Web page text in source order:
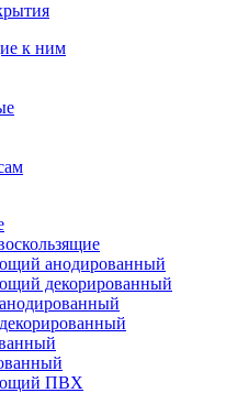
к ним
анодированный
декорированный
ПВХ